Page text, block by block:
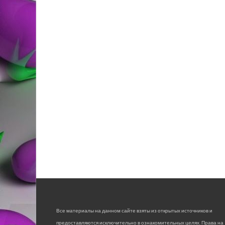
Все материалы на данном сайте взяты из открытых источников и
предоставляются исключительно в ознакомительных целях. Права на